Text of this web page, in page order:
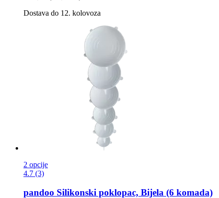
Dostava do 12. kolovoza
2 opcije
4.7 (3)
pandoo Silikonski poklopac, Bijela (6 komada)